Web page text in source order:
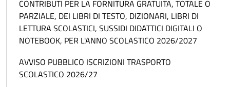
CONTRIBUTI PER LA FORNITURA GRATUITA, TOTALE O
PARZIALE, DEI LIBRI DI TESTO, DIZIONARI, LIBRI DI
LETTURA SCOLASTICI, SUSSIDI DIDATTICI DIGITALI O
NOTEBOOK, PER L'ANNO SCOLASTICO 2026/2027
AVVISO PUBBLICO ISCRIZIONI TRASPORTO
SCOLASTICO 2026/27